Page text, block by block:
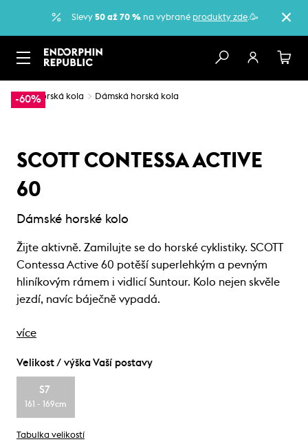
Slevy 50 až 70 % na vybrané produkty zde.🥳
-60%
… Horská kola Dámská horská kola
SCOTT CONTESSA ACTIVE
60
Dámské horské kolo
Žijte aktivně. Zamilujte se do horské cyklistiky. SCOTT
Contessa Active 60 potěší superlehkým a pevným
hliníkovým rámem i vidlicí Suntour. Kolo nejen skvěle
jezdí, navíc báječně vypadá.
více
Velikost / výška Vaší postavy
S7
161 - 169cm
Tabulka velikostí